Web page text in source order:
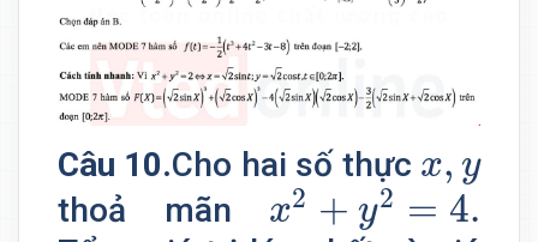
Câu 10.Cho hai số thực x, y
x,y
thoả mãn x2 + y2 = 4.
x2+ y2=4.